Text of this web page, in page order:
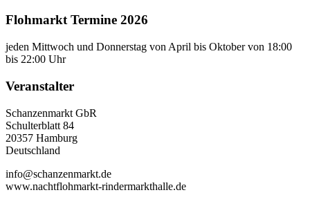
Flohmarkt Termine 2026
jeden Mittwoch und Donnerstag von April bis Oktober von 18:00
bis 22:00 Uhr
Veranstalter
Schanzenmarkt GbR
Schulterblatt 84
20357 Hamburg
Deutschland
info@schanzenmarkt.de
www.nachtflohmarkt-rindermarkthalle.de